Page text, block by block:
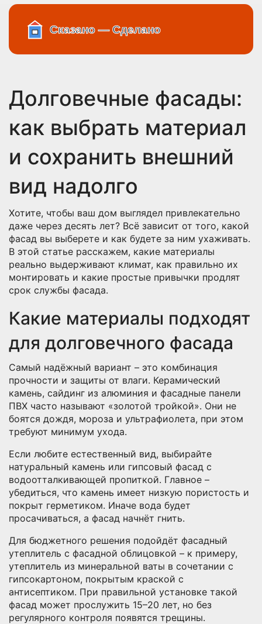
Долговечные фасады:
как выбрать материал
и сохранить внешний
вид надолго
Хотите, чтобы ваш дом выглядел привлекательно
даже через десять лет? Всё зависит от того, какой
фасад вы выберете и как будете за ним ухаживать.
В этой статье расскажем, какие материалы
реально выдерживают климат, как правильно их
монтировать и какие простые привычки продлят
срок службы фасада.
Какие материалы подходят
для долговечного фасада
Самый надёжный вариант – это комбинация
прочности и защиты от влаги. Керамический
камень, сайдинг из алюминия и фасадные панели
ПВХ часто называют «золотой тройкой». Они не
боятся дождя, мороза и ультрафиолета, при этом
требуют минимум ухода.
Если любите естественный вид, выбирайте
натуральный камень или гипсовый фасад с
водоотталкивающей пропиткой. Главное –
убедиться, что камень имеет низкую пористость и
покрыт герметиком. Иначе вода будет
просачиваться, а фасад начнёт гнить.
Для бюджетного решения подойдёт фасадный
утеплитель с фасадной облицовкой – к примеру,
утеплитель из минеральной ваты в сочетании с
гипсокартоном, покрытым краской с
антисептиком. При правильной установке такой
фасад может прослужить 15–20 лет, но без
регулярного контроля появятся трещины.